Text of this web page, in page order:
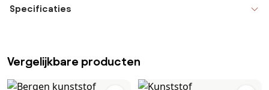
Specificaties
Vergelijkbare producten